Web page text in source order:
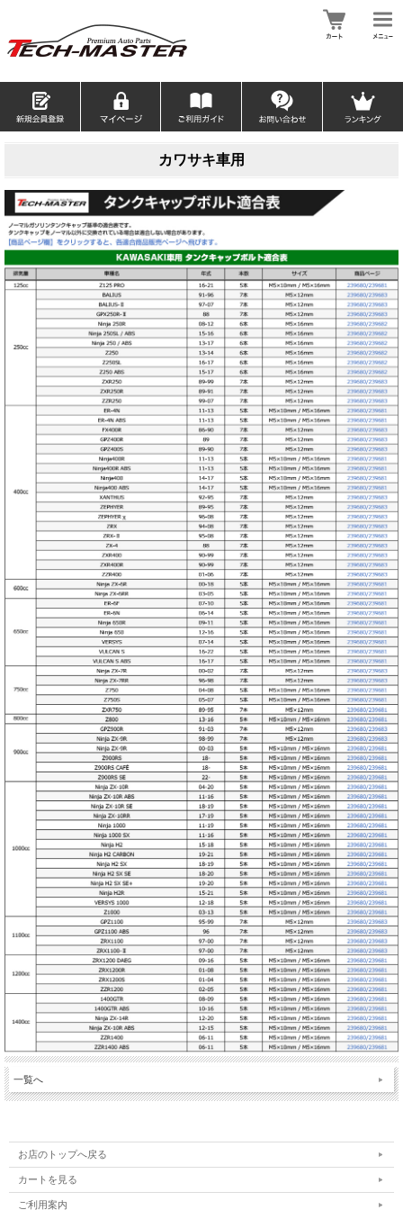
カワサキ車用
一覧へ
お店のトップへ戻る
カートを見る
ご利用案内